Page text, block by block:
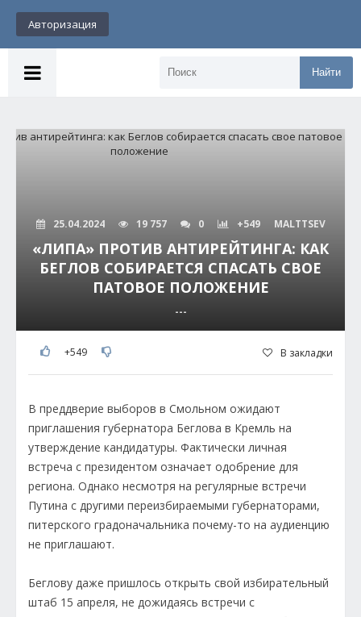
Авторизация
Найти
25.04.2024 19 757 0 +549 MALTTSEV
«ЛИПА» ПРОТИВ АНТИРЕЙТИНГА: КАК
БЕГЛОВ СОБИРАЕТСЯ СПАСАТЬ СВОЕ
ПАТОВОЕ ПОЛОЖЕНИЕ
---
+549 В закладки
В преддверие выборов в Смольном ожидают
приглашения губернатора Беглова в Кремль на
утверждение кандидатуры. Фактически личная
встреча с президентом означает одобрение для
региона. Однако несмотря на регулярные встречи
Путина с другими переизбираемыми губернаторами,
питерского градоначальника почему-то на аудиенцию
не приглашают.
Беглову даже пришлось открыть свой избирательный
штаб 15 апреля, не дожидаясь встречи с